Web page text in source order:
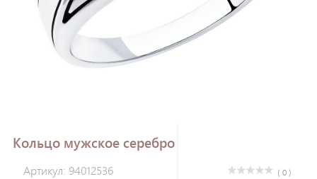
Кольцо мужское серебро
Артикул: 94012536 ( 0 )
Зарегистрироваться